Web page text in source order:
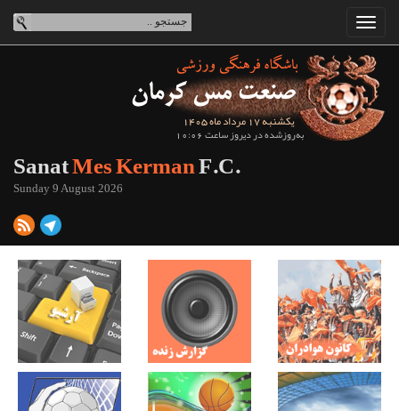
یکشنبه 17 مرداد ماه 1405
به‌روزشده در دیروز ساعت 10:06
SanatMes KermanF.C.
Sunday 9 August 2026